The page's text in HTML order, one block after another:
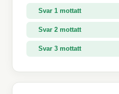
Svar 1 mottatt
Svar 2 mottatt
Svar 3 mottatt